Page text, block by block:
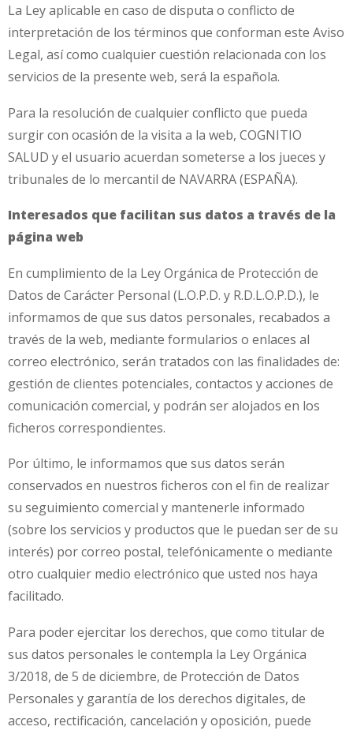
La Ley aplicable en caso de disputa o conflicto de
interpretación de los términos que conforman este Aviso
Legal, así como cualquier cuestión relacionada con los
servicios de la presente web, será la española.
Para la resolución de cualquier conflicto que pueda
surgir con ocasión de la visita a la web, COGNITIO
SALUD y el usuario acuerdan someterse a los jueces y
tribunales de lo mercantil de NAVARRA (ESPAÑA).
Interesados que facilitan sus datos a través de la
página web
En cumplimiento de la Ley Orgánica de Protección de
Datos de Carácter Personal (L.O.P.D. y R.D.L.O.P.D.), le
informamos de que sus datos personales, recabados a
través de la web, mediante formularios o enlaces al
correo electrónico, serán tratados con las finalidades de:
gestión de clientes potenciales, contactos y acciones de
comunicación comercial, y podrán ser alojados en los
ficheros correspondientes.
Por último, le informamos que sus datos serán
conservados en nuestros ficheros con el fin de realizar
su seguimiento comercial y mantenerle informado
(sobre los servicios y productos que le puedan ser de su
interés) por correo postal, telefónicamente o mediante
otro cualquier medio electrónico que usted nos haya
facilitado.
Para poder ejercitar los derechos, que como titular de
sus datos personales le contempla la Ley Orgánica
3/2018, de 5 de diciembre, de Protección de Datos
Personales y garantía de los derechos digitales, de
acceso, rectificación, cancelación y oposición, puede